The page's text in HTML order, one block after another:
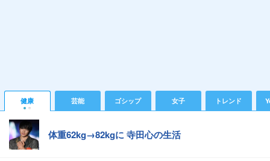
健康 芸能 ゴシップ 女子 トレンド
体重62kg→82kgに 寺田心の生活